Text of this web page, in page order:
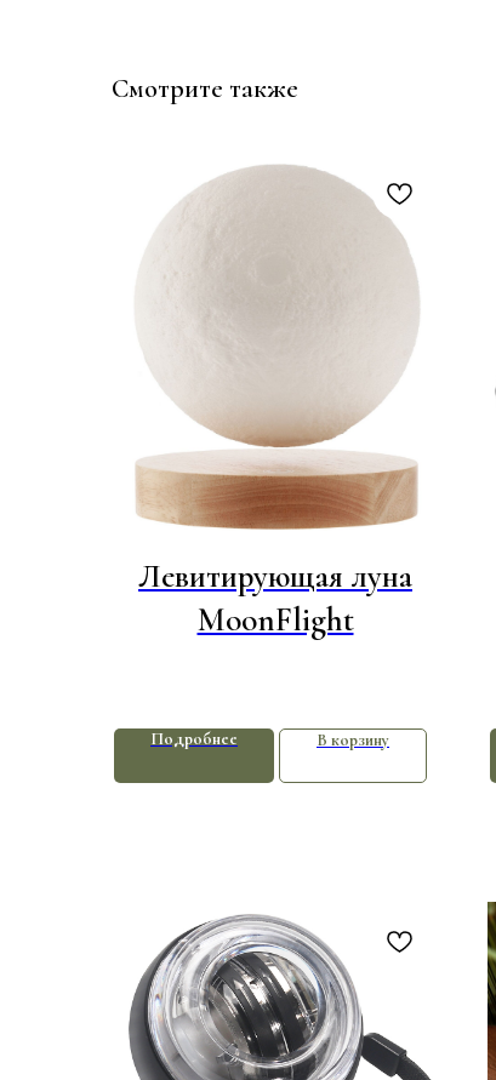
Смотрите также
Левитирующая луна
MoonFlight
Подробнее В корзину